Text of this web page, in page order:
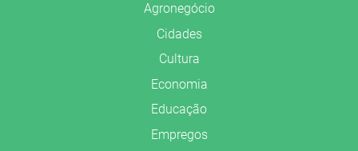
Agronegócio
Cidades
Cultura
Economia
Educação
Empregos